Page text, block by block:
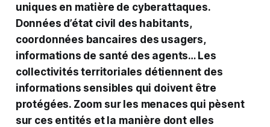
uniques en matière de cyberattaques.
Données d’état civil des habitants,
coordonnées bancaires des usagers,
informations de santé des agents… Les
collectivités territoriales détiennent des
informations sensibles qui doivent être
protégées. Zoom sur les menaces qui pèsent
sur ces entités et la manière dont elles